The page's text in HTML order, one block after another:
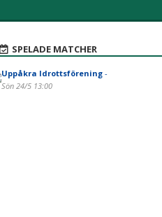
SPELADE MATCHER
Uppåkra Idrottsförening-
Sön 24/5 13:00